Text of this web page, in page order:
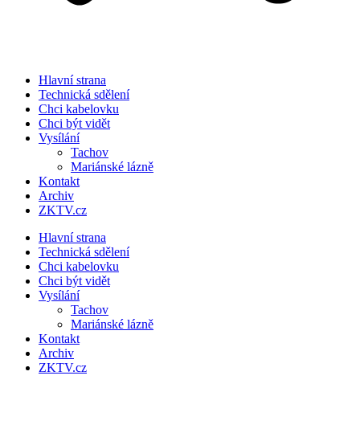
Hlavní strana
Technická sdělení
Chci kabelovku
Chci být vidět
Vysílání
Tachov
Mariánské lázně
Kontakt
Archiv
ZKTV.cz
Hlavní strana
Technická sdělení
Chci kabelovku
Chci být vidět
Vysílání
Tachov
Mariánské lázně
Kontakt
Archiv
ZKTV.cz